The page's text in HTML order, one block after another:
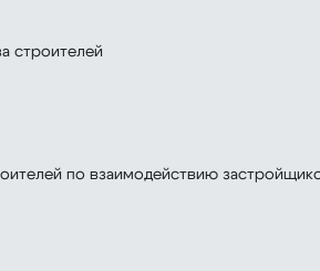
строителей
по взаимодействию